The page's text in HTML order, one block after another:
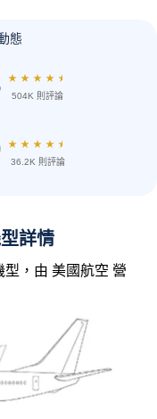
態
★ ★ ★ ★ ★
504K 則評論
★ ★ ★ ★ ★
36.2K 則評論
詳情
，由 美國航空 營